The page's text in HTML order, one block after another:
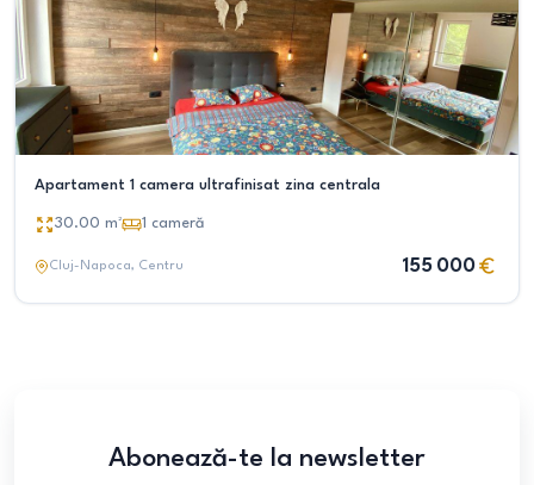
Apartament 1 camera ultrafinisat zina centrala
30.00 m² 1 cameră
Cluj-Napoca, Centru 155 000
Abonează-te la newsletter